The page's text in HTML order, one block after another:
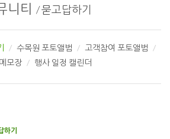
니티 /묻고답하기
수목원 포토앨범
고객참여 포토앨범
모장
행사 일정 캘린더
하기